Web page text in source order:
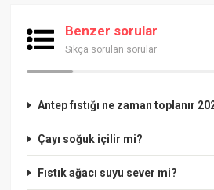
Benzer sorular
Sıkça sorulan sorular
Antep fıstığı ne zaman toplanır
Çayı soğuk içilir mi?
Fıstık ağacı suyu sever mi?